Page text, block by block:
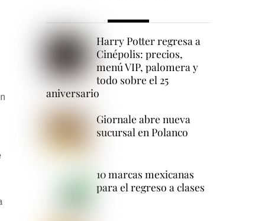
Harry Potter regresa a
Cinépolis: precios,
menú VIP, palomera y
todo sobre el 25
aniversario
Giornale abre nueva
sucursal en Polanco
10 marcas mexicanas
para el regreso a clases